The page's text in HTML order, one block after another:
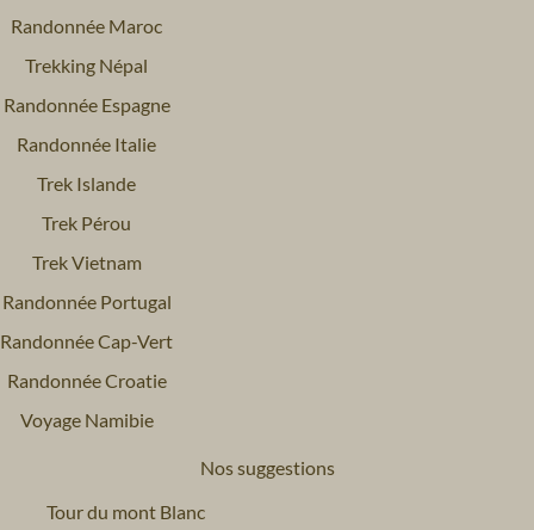
Randonnée Maroc
Trekking Népal
Randonnée Espagne
Randonnée Italie
Trek Islande
Trek Pérou
Trek Vietnam
Randonnée Portugal
Randonnée Cap-Vert
Randonnée Croatie
Voyage Namibie
Nos suggestions
Tour du mont Blanc